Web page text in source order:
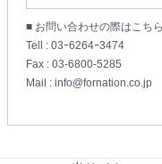
■ お問い合わせの際はこち
Tell : 03ｰ6264ｰ3474
Fax : 03-6800-5285
Mail : info@fornation.co.jp